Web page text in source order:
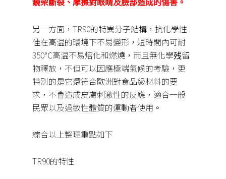
另一方面，TR90的特異分子結構，抗化學性
佳在高温的環境下不易變形，短時間內可耐
350℃高温不易熔化和燃燒，而且無化學残留
物釋放，不但可以因應極端氣候的考驗，更
特別的是它還符合歐洲對食品級材料的要
求，不會造成皮膚刺激性的反應，適合一般
民眾以及過敏性體質的運動者使用。
綜合以上整理重點如下
TR90的特性